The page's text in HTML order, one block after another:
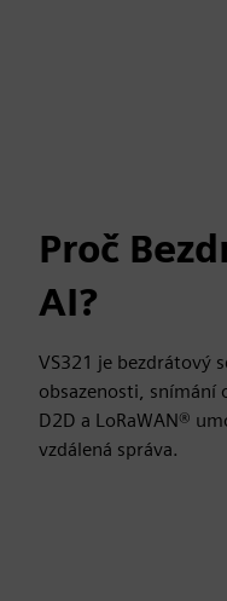
Proč
AI?
VS321 je bezdrátový
obsazenosti,
D2D a LoRaWAN®
vzdálená správa.